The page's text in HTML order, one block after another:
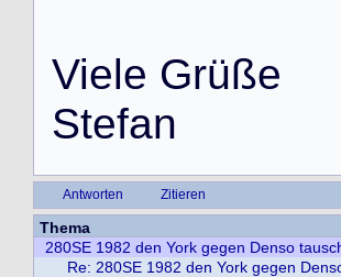
Viele Grüße
Stefan
Antworten Zitieren
Thema
280SE 1982 den York gegen Denso
Re: 280SE 1982 den York gegen